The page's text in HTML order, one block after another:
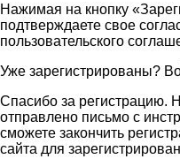
Нажимая на кнопку
подтверждаете свое
пользовательского
Уже зарегистрированы?
Спасибо за регистрацию.
отправлено письмо с
сможете закончить
сайта для